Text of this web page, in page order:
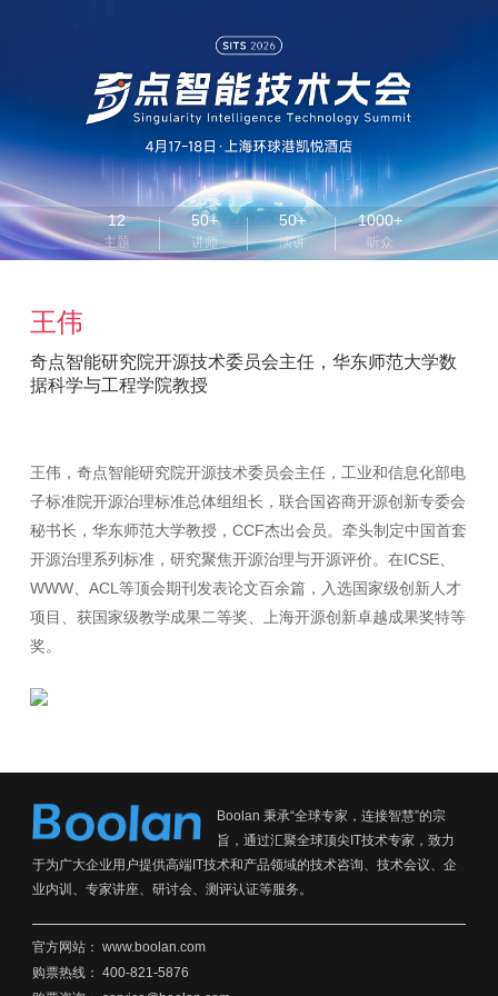
12
主题
50+
讲师
50+
演讲
1000+
听众
王伟
奇点智能研究院开源技术委员会主任，华东师范大学数
据科学与工程学院教授
王伟，奇点智能研究院开源技术委员会主任，工业和信息化部电
子标准院开源治理标准总体组组长，联合国咨商开源创新专委会
秘书长，华东师范大学教授，CCF杰出会员。牵头制定中国首套
开源治理系列标准，研究聚焦开源治理与开源评价。在ICSE、
WWW、ACL等顶会期刊发表论文百余篇，入选国家级创新人才
项目、获国家级教学成果二等奖、上海开源创新卓越成果奖特等
Boolan 秉承“全球专家，连接智慧”的宗
旨，通过汇聚全球顶尖IT技术专家，致力
于为广大企业用户提供高端IT技术和产品领域的技术咨询、技术会议、企
业内训、专家讲座、研讨会、测评认证等服务。
官方网站： www.boolan.com
购票热线： 400-821-5876